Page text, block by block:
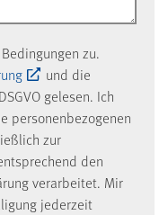
zu.
und die
gelesen. Ich
personenbezogenen
zur
den
verarbeitet. Mir
jederzeit